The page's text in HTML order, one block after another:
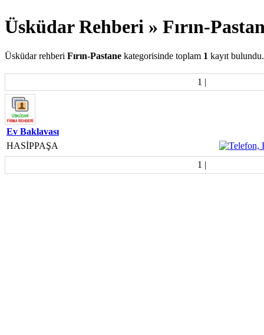
Üsküdar Rehberi » Fırın-
Üsküdar rehberi Fırın-Pastane kategorisinde toplam 1 kayıt bulundu.
1 |
Ev Baklavası
HASİPPAŞA
1 |